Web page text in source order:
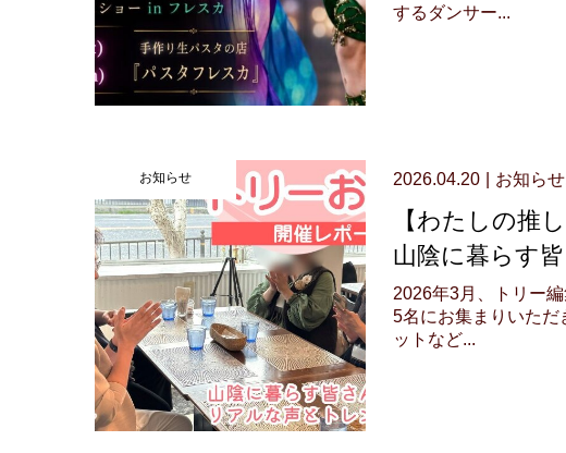
するダンサー...
お知らせ 2026.04.20 お知らせ
【わたしの推
山陰に暮らす
2026年3月、トリー
5名にお集まりいただ
ットなど...